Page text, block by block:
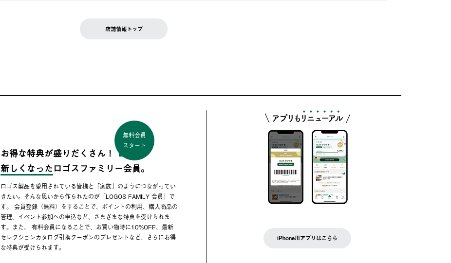
店舗情報トップ
お得な特典が盛りだくさん！
無料会員
スタート
新しくなったロゴスファミリー会員。
ロゴス製品を愛用されている皆様と「家族」のようにつながってい
きたい。そんな思いから作られたのが「LOGOS FAMILY 会員」で
す。 会員登録（無料）をすることで、ポイントの利用、購入商品の
管理、イベント参加への申込など、さまざまな特典を受けられま
す。また、 有料会員になることで、お買い物時に10%OFF、最新
セレクションカタログ引換クーポンのプレゼントなど、さらにお得
な特典が受けられます。
iPhone用アプリはこちら